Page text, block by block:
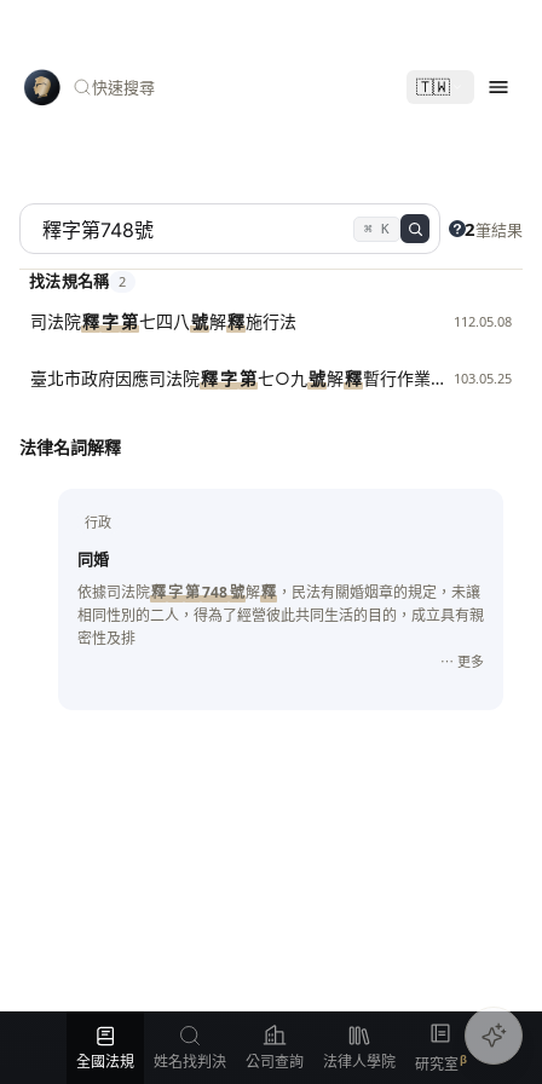
快速搜尋 🇹🇼
⌘ K 2筆結果
找法規名稱 2
司法院釋字第七四八號解釋施行法 112.05.08
臺北市政府因應司法院釋字第七○九號解釋暫行作業程序 103.05.25
法律名詞解釋
行政
同婚
依據司法院釋字第748號解釋 ，民法有關婚姻章的規定，未讓
相同性別的二人，得為了經營彼此共同生活的目的，成立具有親
密性及排
⋯ 更多
全國法規 姓名找判決 公司查詢 法律人學院 研究室